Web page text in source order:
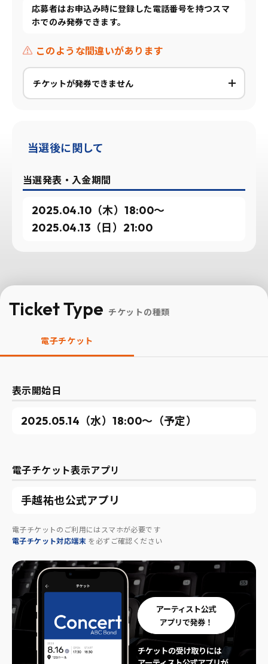
応募者はお申込み時に登録した電話番号を持つスマ
ホでのみ発券できます。
このような間違いがあります
チケットが発券できません
当選後に関して
当選発表・入金期間
2025.04.10（木）18:00〜
2025.04.13（日）21:00
Ticket Type チケットの種類
電子チケット
表示開始日
2025.05.14（水）18:00〜（予定）
電子チケット表示アプリ
手越祐也公式アプリ
電子チケットのご利用にはスマホが必要です
電子チケット対応端末 を必ずご確認ください